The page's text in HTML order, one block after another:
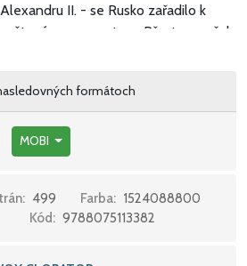
II. - se Rusko zařadilo k
mocnostem. Přesto se však
v záplavách krve.
je Rusko k tomuto násilí bez
vlastními dějinami? Bylo o
rozhodnuto již v dávné
území střetávaly různé kultury,
skončit jinak než tragédií
totalitního systému stejně
formátoch
MOBI
499 Farba: 1524088800
Kód: 9788075113382